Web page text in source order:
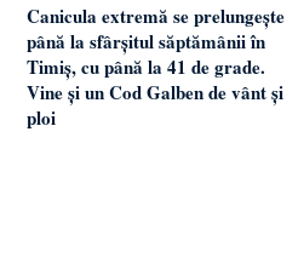
Canicula extremă se prelungește
până la sfârșitul săptămânii în
Timiș, cu până la 41 de grade.
Vine și un Cod Galben de vânt și
ploi